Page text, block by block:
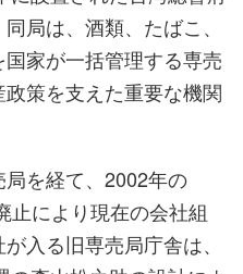
局は、酒類、たばこ、
家が一括管理する専売
策を支えた重要な機関
を経て、2002年の
止により現在の会社組
入る旧専売局庁舎は、